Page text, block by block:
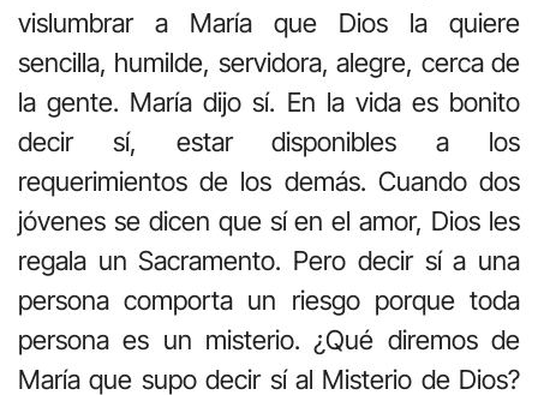
vislumbrar a María que Dios la quiere
sencilla, humilde, servidora, alegre, cerca de
la gente. María dijo sí. En la vida es bonito
decir sí, estar disponibles a los
requerimientos de los demás. Cuando dos
jóvenes se dicen que sí en el amor, Dios les
regala un Sacramento. Pero decir sí a una
persona comporta un riesgo porque toda
persona es un misterio. ¿Qué diremos de
María que supo decir sí al Misterio de Dios?